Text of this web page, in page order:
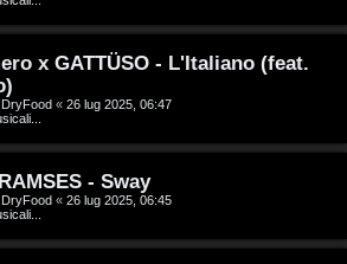
x GATTÜSO - L'Italiano (feat.
DryFood « 26 lug 2025, 06:47
- Sway
DryFood « 26 lug 2025, 06:45